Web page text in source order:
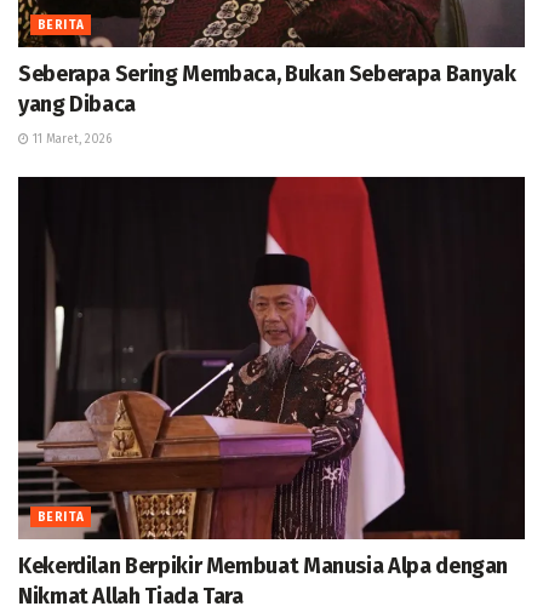
BERITA
Seberapa Sering Membaca, Bukan Seberapa Banyak
yang Dibaca
11 Maret, 2026
BERITA
Kekerdilan Berpikir Membuat Manusia Alpa dengan
Nikmat Allah Tiada Tara